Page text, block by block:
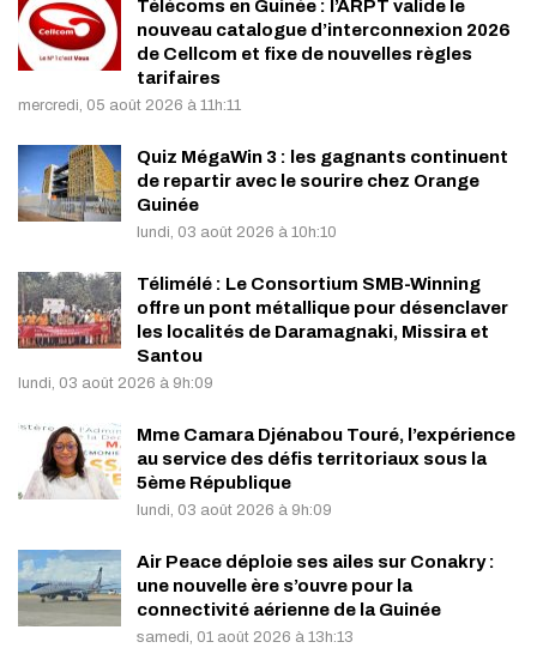
Télécoms en Guinée : l’ARPT valide le
nouveau catalogue d’interconnexion 2026
de Cellcom et fixe de nouvelles règles
tarifaires
mercredi, 05 août 2026 à 11h:11
Quiz MégaWin 3 : les gagnants continuent
de repartir avec le sourire chez Orange
Guinée
lundi, 03 août 2026 à 10h:10
Télimélé : Le Consortium SMB-Winning
offre un pont métallique pour désenclaver
les localités de Daramagnaki, Missira et
Santou
lundi, 03 août 2026 à 9h:09
Mme Camara Djénabou Touré, l’expérience
au service des défis territoriaux sous la
5ème République
lundi, 03 août 2026 à 9h:09
Air Peace déploie ses ailes sur Conakry :
une nouvelle ère s’ouvre pour la
connectivité aérienne de la Guinée
samedi, 01 août 2026 à 13h:13